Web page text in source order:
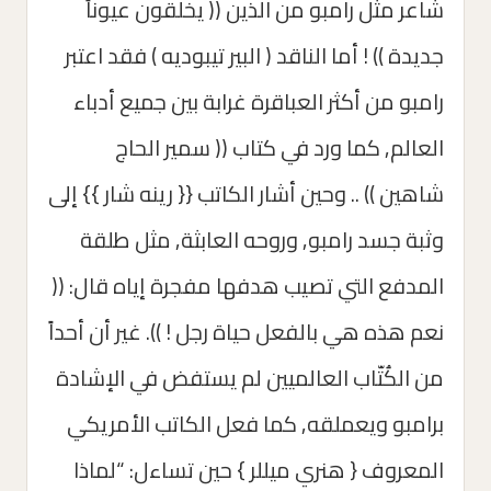
شاعر مثل رامبو من الذين (( يخلقون عيوناً
جديدة )) ! أما الناقد ( البير تيبوديه ) فقد اعتبر
رامبو من أكثر العباقرة غرابة بين جميع أدباء
العالم, كما ورد في كتاب (( سمير الحاج
شاهين )) .. وحين أشار الكاتب {{ رينه شار }} إلى
وثبة جسد رامبو, وروحه العابثة, مثل طلقة
المدفع التي تصيب هدفها مفجرة إياه قال: ((
نعم هذه هي بالفعل حياة رجل ! )). غير أن أحداً
من الكُتّاب العالميين لم يستفض في الإشادة
برامبو ويعملقه, كما فعل الكاتب الأمريكي
المعروف { هنري ميللر } حين تساءل: “لماذا